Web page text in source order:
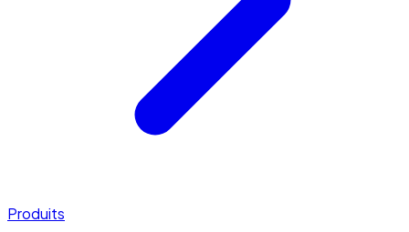
Produits